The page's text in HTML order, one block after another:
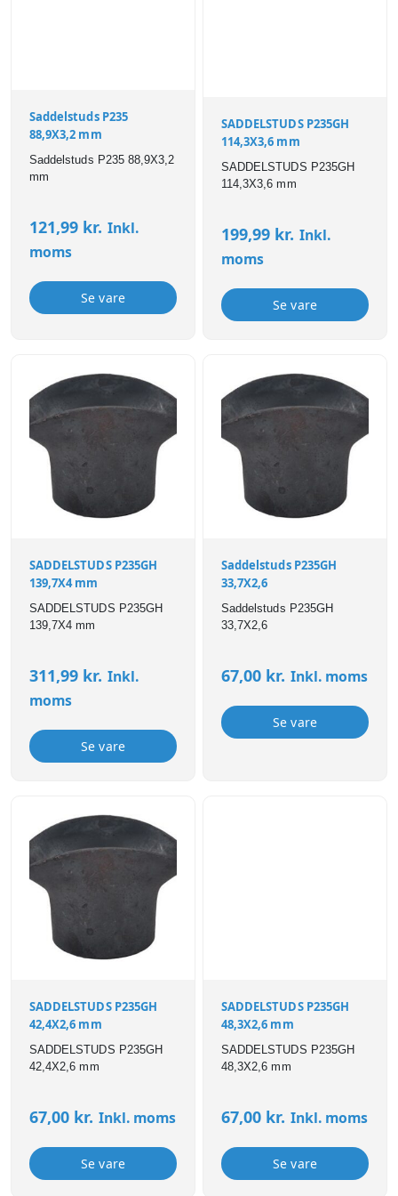
Saddelstuds P235
88,9X3,2 mm
Saddelstuds P235 88,9X3,2
mm
121,99 kr. Inkl.
moms
Se vare
SADDELSTUDS P235GH
114,3X3,6 mm
SADDELSTUDS P235GH
114,3X3,6 mm
199,99 kr. Inkl.
moms
Se vare
SADDELSTUDS P235GH
139,7X4 mm
SADDELSTUDS P235GH
139,7X4 mm
311,99 kr. Inkl.
moms
Se vare
Saddelstuds P235GH
33,7X2,6
Saddelstuds P235GH
33,7X2,6
67,00 kr. Inkl. moms
Se vare
SADDELSTUDS P235GH
42,4X2,6 mm
SADDELSTUDS P235GH
42,4X2,6 mm
67,00 kr. Inkl. moms
Se vare
SADDELSTUDS P235GH
48,3X2,6 mm
SADDELSTUDS P235GH
48,3X2,6 mm
67,00 kr. Inkl. moms
Se vare